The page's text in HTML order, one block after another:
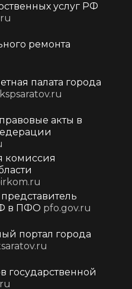
услуг РФ
ремонта
палата города
акты в
комиссия
в ПФО pfo.gov.ru
портал города
государственной